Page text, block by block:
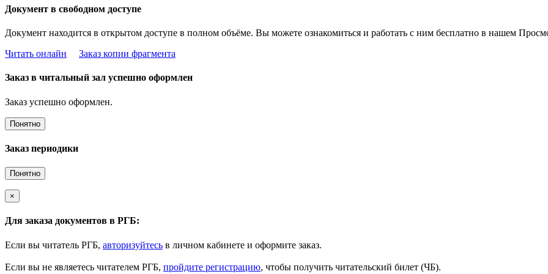
Документ в свободном доступе
Документ находится в открытом доступе в полном объёме. Вы можете ознакомиться и работать с ним бесплатно в нашем
Читать онлайн
Заказ копии фрагмента
Заказ в читальный зал успешно оформлен
Заказ успешно оформлен.
Понятно
Заказ периодики
Понятно
×
Для заказа документов в РГБ:
Если вы читатель РГБ, авторизуйтесь в личном кабинете и оформите заказ.
Если вы не являетесь читателем РГБ, пройдите регистрацию, чтобы получить читательский билет (ЧБ).